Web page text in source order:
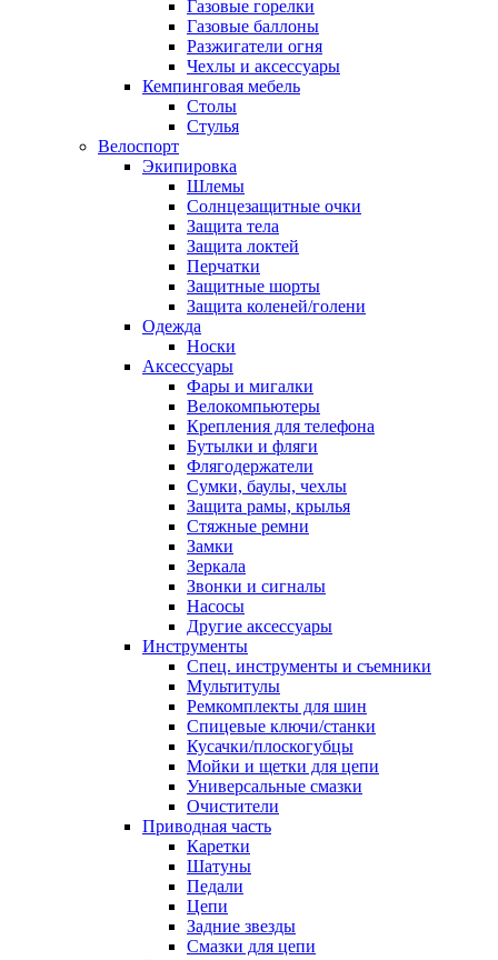
Газовые горелки
Газовые баллоны
Разжигатели огня
Чехлы и аксессуары
Кемпинговая мебель
Столы
Стулья
Велоспорт
Экипировка
Шлемы
Солнцезащитные очки
Защита тела
Защита локтей
Перчатки
Защитные шорты
Защита коленей/голени
Одежда
Носки
Аксессуары
Фары и мигалки
Велокомпьютеры
Крепления для телефона
Бутылки и фляги
Флягодержатели
Сумки, баулы, чехлы
Защита рамы, крылья
Стяжные ремни
Замки
Зеркала
Звонки и сигналы
Насосы
Другие аксессуары
Инструменты
Спец. инструменты и съемники
Мультитулы
Ремкомплекты для шин
Спицевые ключи/станки
Кусачки/плоскогубцы
Мойки и щетки для цепи
Универсальные смазки
Очистители
Приводная часть
Каретки
Шатуны
Педали
Цепи
Задние звезды
Смазки для цепи